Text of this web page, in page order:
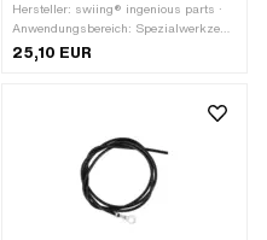
Hersteller: swiing® ingenious parts ·
Anwendungsbereich: Spezialwerkzeug
· Gesamtlänge: 56 mm · Ø innen: 18.3
mm · Ø aussen: 21.7 mm
25,10 EUR